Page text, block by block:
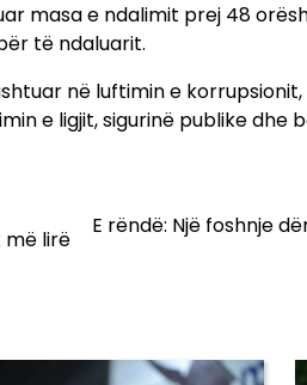
masa e ndalimit prej 48
të ndaluarit.
në luftimin e
e ligjit, sigurinë publike dhe
më lirë
E rëndë: Një foshnje